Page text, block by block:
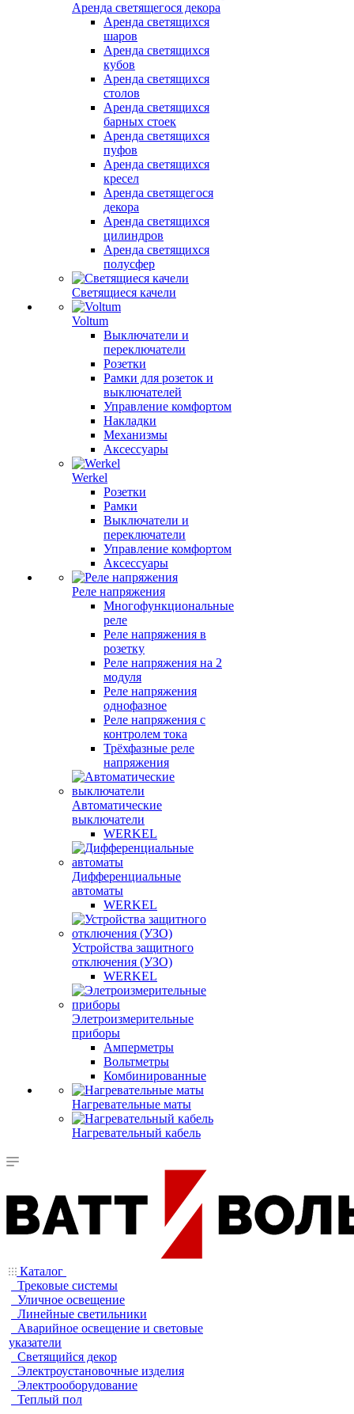
Аренда светящегося декора
Аренда светящихся
шаров
Аренда светящихся
кубов
Аренда светящихся
столов
Аренда светящихся
барных стоек
Аренда светящихся
пуфов
Аренда светящихся
кресел
Аренда светящегося
декора
Аренда светящихся
цилиндров
Аренда светящихся
полусфер
Светящиеся качели
Voltum
Выключатели и
переключатели
Розетки
Рамки для розеток и
выключателей
Управление комфортом
Накладки
Механизмы
Аксессуары
Werkel
Розетки
Рамки
Выключатели и
переключатели
Управление комфортом
Аксессуары
Реле напряжения
Многофункциональные
реле
Реле напряжения в
розетку
Реле напряжения на 2
модуля
Реле напряжения
однофазное
Реле напряжения с
контролем тока
Трёхфазные реле
напряжения
Автоматические
выключатели
WERKEL
Дифференциальные
автоматы
WERKEL
Устройства защитного
отключения (УЗО)
WERKEL
Элетроизмерительные
приборы
Амперметры
Вольтметры
Комбинированные
Нагревательные маты
Нагревательный кабель
Каталог
Трековые системы
Уличное освещение
Линейные светильники
Аварийное освещение и световые
указатели
Светящийся декор
Электроустановочные изделия
Электрооборудование
Теплый пол